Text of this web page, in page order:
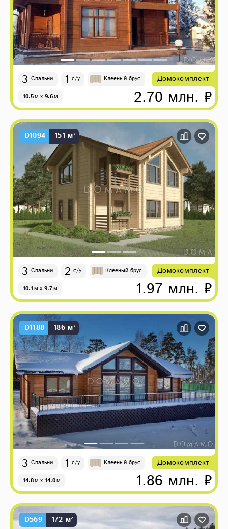
3 Спальни 1 с/у Клееный брус
10.5м x 9.6м
Домокомплект
2.70 млн. ₽
D1094 151 м²
3 Спальни 2 с/у Клееный брус
10.1м x 9.7м
Домокомплект
1.97 млн. ₽
D1188 186 м²
3 Спальни 1 с/у Клееный брус
14.8м x 14.0м
Домокомплект
1.86 млн. ₽
D569 172 м²